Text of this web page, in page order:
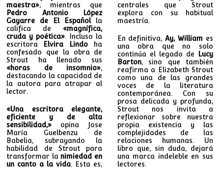
maestra», mientras que
Pedro Antonio López
Gayarre de El Españolla
califica de «magnífica,
cruda y poética». Incluso la
escritora
Elvira Lindo ha
confesado que la obra de
Strout ha llenado sus
«horas de insomnio»,
destacando la capacidad de
la autora para atrapar al
lector.
«Una escritora elegante,
eficiente y de alta
sensibilidad,» opina Jose
María Guelbenzu de
Babelia, subrayando la
habilidad de Strout para
transformar lanimiedad en
un canto a la vida. Esta es,
centrales que Strout
explora con su habitual
maestría.
En definitiva, Ay, William es
una obra que no solo
continúa el legado de
Lucy
Barton, sino que también
reafirma a Elizabeth Strout
como una de las grandes
voces de la literatura
contemporánea. Con su
prosa delicada y profunda,
Strout nos invita a
reflexionar sobre nuestra
propia existencia y las
complejidades de las
relaciones humanas. Un
libro que, sin duda, dejará
una marca indeleble en sus
lectores.